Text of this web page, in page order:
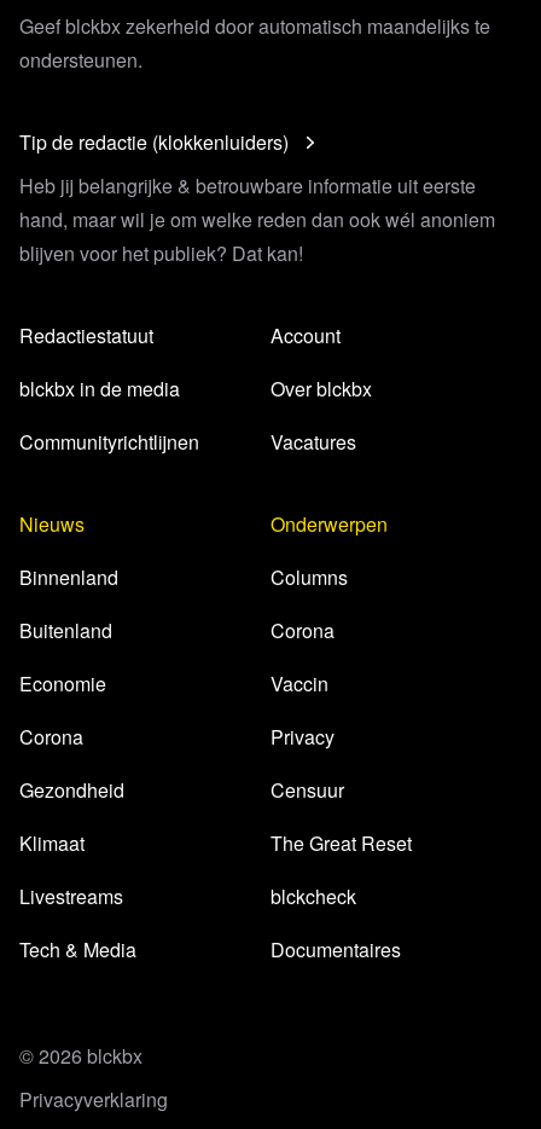
Geef blckbx zekerheid door automatisch maandelijks te
ondersteunen.
Tip de redactie (klokkenluiders)
Heb jij belangrijke & betrouwbare informatie uit eerste
hand, maar wil je om welke reden dan ook wél anoniem
blijven voor het publiek? Dat kan!
Redactiestatuut
blckbx in de media
Communityrichtlijnen
Account
Over blckbx
Vacatures
Nieuws
Binnenland
Buitenland
Economie
Corona
Gezondheid
Klimaat
Livestreams
Tech & Media
Onderwerpen
Columns
Corona
Vaccin
Privacy
Censuur
The Great Reset
blckcheck
Documentaires
© 2026 blckbx
Privacyverklaring